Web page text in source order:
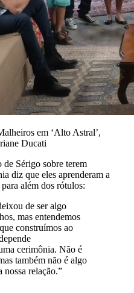
em ‘Alto Astral’,
Ducati
Sérigo sobre terem
diz que eles aprenderam a
além dos rótulos:
de ser algo
mas entendemos
construímos ao
cerimônia. Não é
também não é algo
nossa relação.”